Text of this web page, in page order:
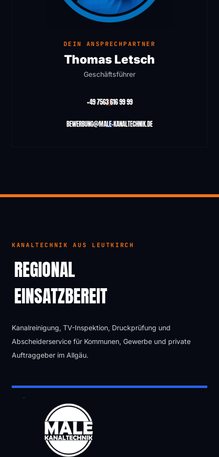
DEIN ANSPRECHPARTNER
Thomas Letsch
Geschäftsführer
+49 7563 616 99 99
BEWERBUNG@MALE-KANALTECHNIK.DE
KANALTECHNIK AUS LEUTKIRCH
REGIONAL
EINSATZBEREIT
Kanalreinigung, TV-Inspektion, Druckprüfung und
Abscheiderservice für Kommunen, Gewerbe und private
Auftraggeber im Allgäu.